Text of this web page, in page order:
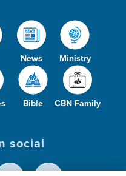
News Ministry
Bible CBN Family
social